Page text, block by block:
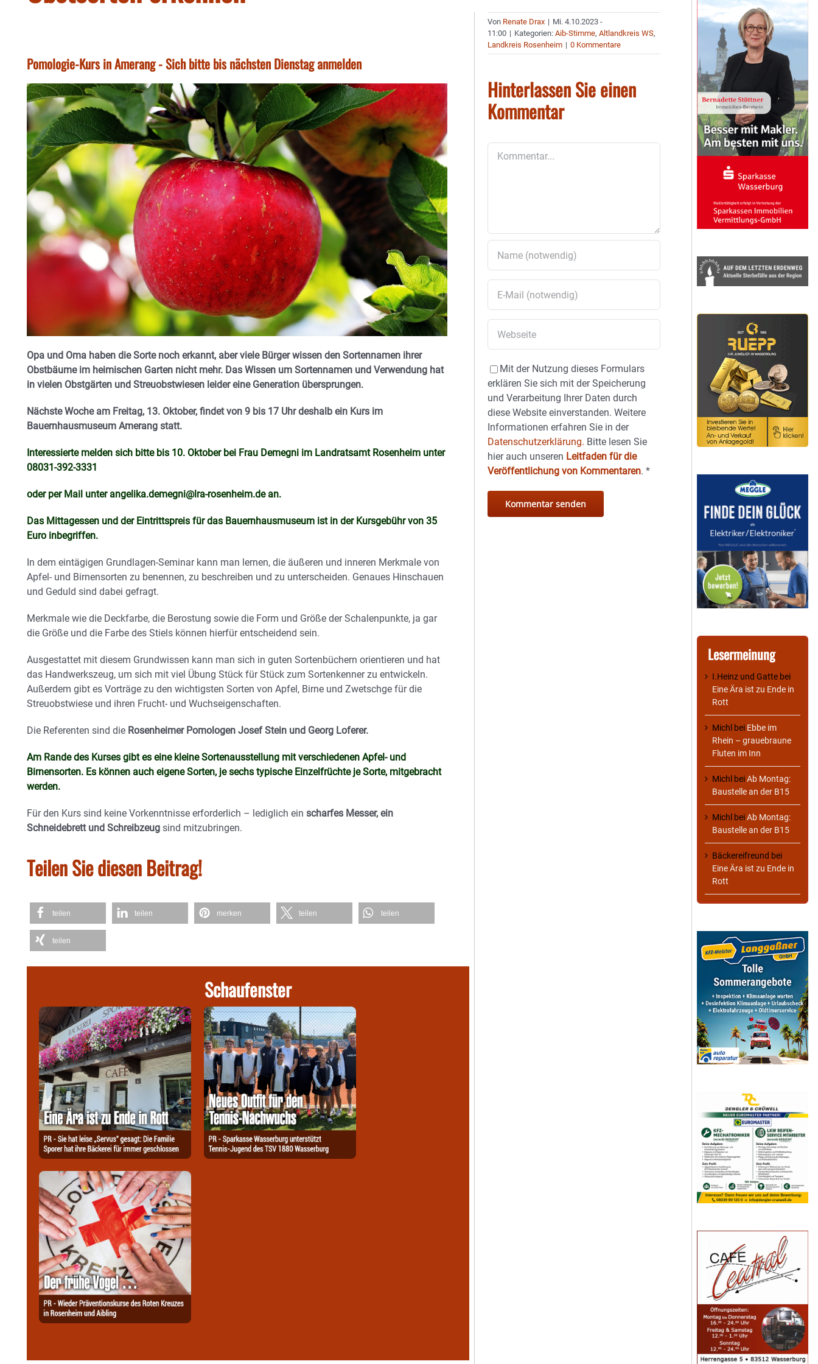
Pomologie-Kurs in Amerang - Sich bitte bis nächsten Dienstag anmelden
Opa und Oma haben die Sorte noch erkannt, aber viele Bürger wissen den Sortennamen ihrer
Obstbäume im heimischen Garten nicht mehr. Das Wissen um Sortennamen und Verwendung hat
in vielen Obstgärten und Streuobstwiesen leider eine Generation übersprungen.
Nächste Woche am Freitag, 13. Oktober, findet von 9 bis 17 Uhr deshalb ein Kurs im
Bauernhausmuseum Amerang statt.
Interessierte melden sich bitte bis 10. Oktober bei Frau Demegni im Landratsamt Rosenheim unter
08031-392-3331
oder per Mail unter angelika.demegni@lra-rosenheim.de an.
Das Mittagessen und der Eintrittspreis für das Bauernhausmuseum ist in der Kursgebühr von 35
Euro inbegriffen.
In dem eintägigen Grundlagen-Seminar kann man lernen, die äußeren und inneren Merkmale von
Apfel- und Birnensorten zu benennen, zu beschreiben und zu unterscheiden. Genaues Hinschauen
und Geduld sind dabei gefragt.
Merkmale wie die Deckfarbe, die Berostung sowie die Form und Größe der Schalenpunkte, ja gar
die Größe und die Farbe des Stiels können hierfür entscheidend sein.
Ausgestattet mit diesem Grundwissen kann man sich in guten Sortenbüchern orientieren und hat
das Handwerkszeug, um sich mit viel Übung Stück für Stück zum Sortenkenner zu entwickeln.
Außerdem gibt es Vorträge zu den wichtigsten Sorten von Apfel, Birne und Zwetschge für die
Streuobstwiese und ihren Frucht- und Wuchseigenschaften.
Die Referenten sind die Rosenheimer Pomologen Josef Stein und Georg Loferer.
Am Rande des Kurses gibt es eine kleine Sortenausstellung mit verschiedenen Apfel- und
Birnensorten. Es können auch eigene Sorten, je sechs typische Einzelfrüchte je Sorte, mitgebracht
werden.
Für den Kurs sind keine Vorkenntnisse erforderlich – lediglich ein scharfes Messer, ein
Schneidebrett und Schreibzeug sind mitzubringen.
Teilen Sie diesen Beitrag!
teilen teilen merken teilen teilen
teilen
Schaufenster
Von Renate Drax | Mi. 4.10.2023 -
11:00 | Kategorien:Aib-Stimme,Altlandkreis WS,
Landkreis Rosenheim | 0 Kommentare
Hinterlassen Sie einen
Kommentar
Mit der Nutzung dieses Formulars
erklären Sie sich mit der Speicherung
und Verarbeitung Ihrer Daten durch
diese Website einverstanden. Weitere
Informationen erfahren Sie in der
Datenschutzerklärung. Bitte lesen Sie
hier auch unseren Leitfaden für die
Veröffentlichung von Kommentaren.*
Lesermeinung
I.Heinz und Gatte bei
Eine Ära ist zu Ende in
Rott
Michl bei Ebbe im
Rhein – grauebraune
Fluten im Inn
Michl beiAb Montag:
Baustelle an der B15
Michl beiAb Montag:
Baustelle an der B15
Bäckereifreund bei
Eine Ära ist zu Ende in
Rott